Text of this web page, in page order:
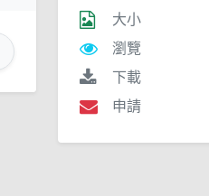
大小
瀏覽
下載
申請